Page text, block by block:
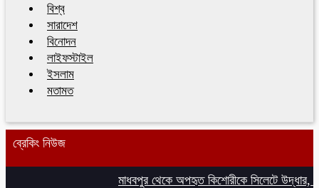
বিশ্ব
সারাদেশ
বিনোদন
লাইফস্টাইল
ইসলাম
মতামত
ব্রেকিং নিউজ
মাধবপুর থেকে অপহৃত কিশোরীকে সিলেটে উদ্ধার,